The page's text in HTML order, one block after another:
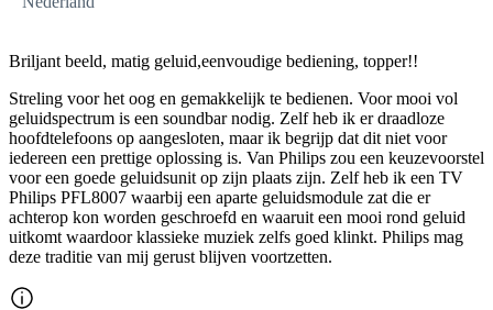
Briljant beeld, matig geluid,eenvoudige bediening, topper!!
Streling voor het oog en gemakkelijk te bedienen. Voor mooi vol
geluidspectrum is een soundbar nodig. Zelf heb ik er draadloze
hoofdtelefoons op aangesloten, maar ik begrijp dat dit niet voor
iedereen een prettige oplossing is. Van Philips zou een keuzevoorstel
voor een goede geluidsunit op zijn plaats zijn. Zelf heb ik een TV
Philips PFL8007 waarbij een aparte geluidsmodule zat die er
achterop kon worden geschroefd en waaruit een mooi rond geluid
uitkomt waardoor klassieke muziek zelfs goed klinkt. Philips mag
deze traditie van mij gerust blijven voortzetten.